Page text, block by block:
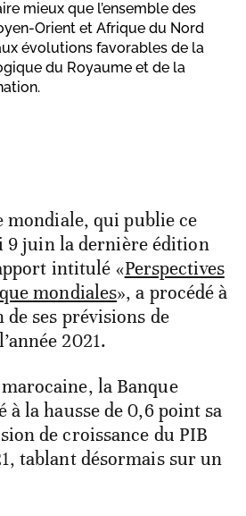
mieux que l’ensemble des
Orient et Afrique du Nord
évolutions favorables de la
du Royaume et de la
mondiale, qui publie ce
9 juin la dernière édition
intitulé «Perspectives
mondiales», a procédé à
ses prévisions de
2021.
la Banque
à la hausse de 0,6 point sa
de croissance du PIB
tablant désormais sur un